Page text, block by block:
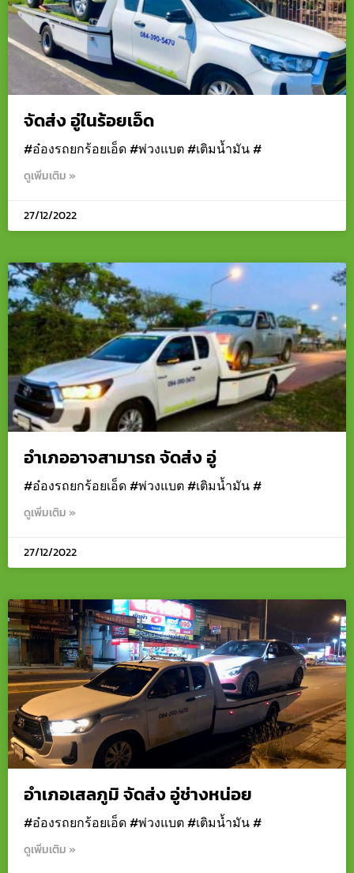
จัดส่ง อู่ในร้อยเอ็ด
#อ๋องรถยกร้อยเอ็ด #พ่วงแบต #เติมน้ำมัน #
ดูเพิ่มเติม »
27/12/2022
อำเภออาจสามารถ จัดส่ง อู่
#อ๋องรถยกร้อยเอ็ด #พ่วงแบต #เติมน้ำมัน #
ดูเพิ่มเติม »
27/12/2022
อำเภอเสลภูมิ จัดส่ง อู่ช่างหน่อย
#อ๋องรถยกร้อยเอ็ด #พ่วงแบต #เติมน้ำมัน #
ดูเพิ่มเติม »